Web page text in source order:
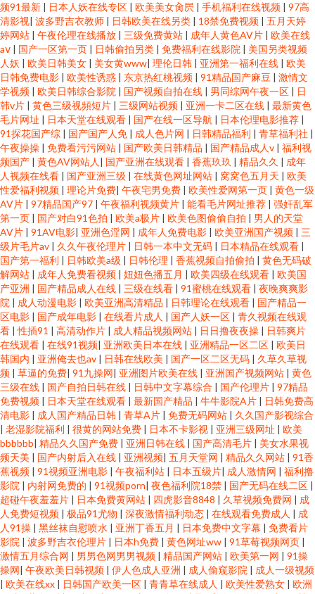
频91最新 | 日本人妖在线专区 | 欧美美女肏屄 | 手机福利在线视频 | 97高
清影视| 波多野吉衣教师 | 日韩欧美在线另类 | 18禁免费视频 | 五月天婷
婷网站 | 午夜伦理在线播放 | 三级免费黄站 | 成年人黄色AV片 | 欧美在线
aⅴ | 国产一区第一页 | 日韩偷拍另类 | 免费福利在线影院 | 美国另类视频
人妖 | 欧美日韩美女 | 美女黄www| 理伦日韩 | 亚洲第一福利在线 | 欧美
日韩免费电影 | 欧美性诱惑 | 东京热红桃视频 | 91精品国产麻豆 | 激情文
学视频 | 欧美日韩综合影院 | 国产视频自拍在线 | 男同综网午夜一区 | 日
韩v片 | 黄色三级视頻短片 | 三级网站视频 | 亚洲一卡二区在线 | 最新黄色
毛片网址 | 日本天堂在线观看 | 国产在线一区导航 | 日本伦理电影推荐 |
91探花国产综 | 国产国产人免 | 成人色片网 | 日韩精品福利 | 青草福利社 |
午夜操操 | 免费看污污网站 | 国产欧美日韩精品 | 国产精品成人v | 福利视
频国产 | 黄色AV网站人 | 国产亚洲在线观看 | 香蕉玖玖 | 精品久久 | 成年
人视频在线看 | 国产亚洲三级 | 在线黄色网址网站 | 窝窝色五月天 | 欧美
性爱福利视频 | 理论片免费| 午夜宅男免费 | 欧美性爱网第一页 | 黄色一级
AV片 | 97精品国产97 | 午夜福利视频黄片 | 能看毛片网址推荐 | 强奸乱军
第一页 | 国产对白91色拍 | 欧美a极片 | 欧美色图偷偷自拍 | 男人的天堂
AV片 | 91AV电影| 亚洲色淫网 | 成年人免费电影 | 欧美亚洲国产视频 | 三
级片毛片av | 久久午夜伦理片 | 日韩一本中文无码 | 日本精品在线观看 |
国产第一福利 | 日韩欧美a级 | 日韩伦理 | 香蕉视频自拍偷拍 | 黄色无码破
解网站 | 成年人免费看视频 | 妞妞色播五月 | 欧美四级在线观看 | 欧美国
产亚洲 | 国产精品成人在线 | 三级在线看 | 91蜜桃在线观看 | 夜晚爽爽影
院 | 成人动漫电影 | 欧美亚洲高清精品 | 日韩理论在线观看 | 国产精品一
区电影 | 国产成年电影 | 在线看片成人 | 国产人妖一区 | 青久视频在线观
看 |性插91 | 高清动作片 | 成人精品视频网站 | 日日撸夜夜操 | 日韩爽片
在线观看 | 在线91视频| 亚洲欧美日本在线 | 亚洲精品一区二区 | 欧美日
韩国内 | 亚洲俺去也av | 日韩在线欧美 | 国产一区二区无码 | 久草久草视
频 | 草逼的免费| 91九操网| 亚洲图片欧美在线 | 亚洲国产视频网站 | 黄色
三级在线 | 国产自拍日韩在线 | 日韩中文字幕综合 | 国产伦理片 | 97精品
免费视频 | 日本天堂在线观看 | 最新国产精品 | 牛牛影院A片 | 日韩免费高
清电影 | 成人国产精品日韩 | 青草A片 | 免费无码网站 | 久久国产影视综合
| 老湿影院福利 | 很黄的网站免费 | 日本不卡影视 | 亚洲三级网址 | 欧美
bbbbbb| 精品久久国产免费 | 亚洲日韩在线 | 国产高清毛片 | 美女水果视
频天美 | 国产内射后入在线 | 亚洲视频| 五月天堂网 | 精品久久网站 | 91香
蕉视频 | 91视频亚洲电影 | 午夜福利站 | 日本五级片| 成人激情网 | 福利撸
影院 | 内射网免费的 | 91视频porn| 夜色福利院18禁 | 国产无码在线二区 |
超碰午夜羞羞片 | 日本免费黄网站 | 四虎影音8848 | 久草视频免费网 | 成
人免费短视频 | 极品91尤物 | 深夜激情福利动态 | 在线观看免费成人 | 成
人91操 | 黑丝袜自慰喷水 | 亚洲丁香五月 | 日本免费中文字幕 | 免费看片
影院 | 波多野吉衣伦理片 | 日本h免费 | 黄色网址ww | 91草莓视频网页 |
激情五月综合网 | 男男色网男男视频 | 精品国产网站 | 欧美第一网 | 91操
操网| 午夜欧美日韩视频 | 伊人色成人亚洲 | 成人偷窥影院 | 成人一级视频
| 欧美在线xx | 日韩国产欧美一区 | 青青草在线成人 | 欧美性爱熟女 | 欧洲